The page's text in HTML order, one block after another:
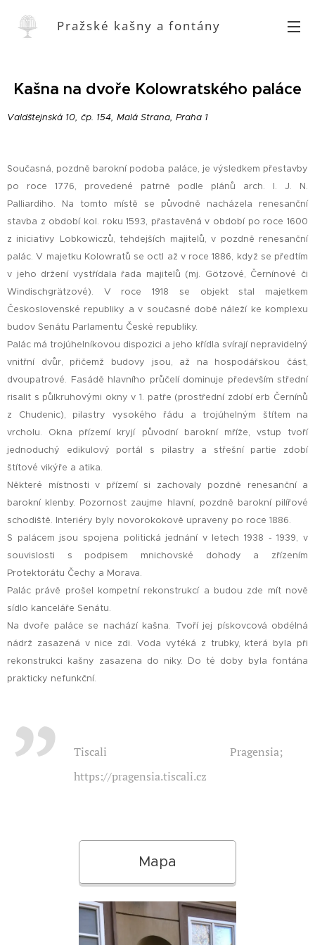
Pražské kašny a fontány
Kašna na dvoře Kolowratského paláce
Valdštejnská 10, čp. 154, Malá Strana, Praha 1
Současná, pozdně barokní podoba paláce, je výsledkem přestavby
po roce 1776, provedené patrně podle plánů arch. I. J. N.
Palliardiho. Na tomto místě se původně nacházela renesanční
stavba z období kol. roku 1593, přastavěná v období po roce 1600
z iniciativy Lobkowiczů, tehdejších majitelů, v pozdně renesanční
palác. V majetku Kolowratů se octl až v roce 1886, když se předtím
v jeho držení vystřídala řada majitelů (mj. Götzové, Černínové či
Windischgrätzové). V roce 1918 se objekt stal majetkem
Československé republiky a v současné době náleží ke komplexu
budov Senátu Parlamentu České republiky.
Palác má trojúhelníkovou dispozici a jeho křídla svírají nepravidelný
vnitřní dvůr, přičemž budovy jsou, až na hospodářskou část,
dvoupatrové. Fasádě hlavního průčelí dominuje především střední
risalit s půlkruhovými okny v 1. patře (prostřední zdobí erb Černínů
z Chudenic), pilastry vysokého řádu a trojúhelným štítem na
vrcholu. Okna přízemí kryjí původní barokní mříže, vstup tvoří
jednoduchý edikulový portál s pilastry a střešní partie zdobí
štítové vikýře a atika.
Některé místnosti v přízemí si zachovaly pozdně renesanční a
barokní klenby. Pozornost zaujme hlavní, pozdně barokní pilířové
schodiště. Interiéry byly novorokokově upraveny po roce 1886.
S palácem jsou spojena politická jednání v letech 1938 - 1939, v
souvislosti s podpisem mnichovské dohody a zřízením
Protektorátu Čechy a Morava.
Palác právě prošel kompetní rekonstrukcí a budou zde mít nově
sídlo kanceláře Senátu.
Na dvoře paláce se nachází kašna. Tvoří jej pískovcová obdélná
nádrž zasazená v nice zdi. Voda vytéká z trubky, která byla při
rekonstrukci kašny zasazena do niky. Do té doby byla fontána
prakticky nefunkční.
Tiscali Pragensia;
https://pragensia.tiscali.cz
Mapa